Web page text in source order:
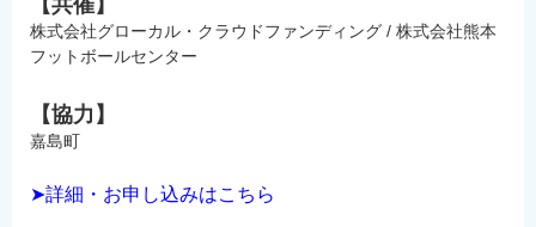
株式会社グローカル・クラウドファンディング / 株式会社熊本
フットボールセンター
【協力】
嘉島町
➤詳細・お申し込みはこちら